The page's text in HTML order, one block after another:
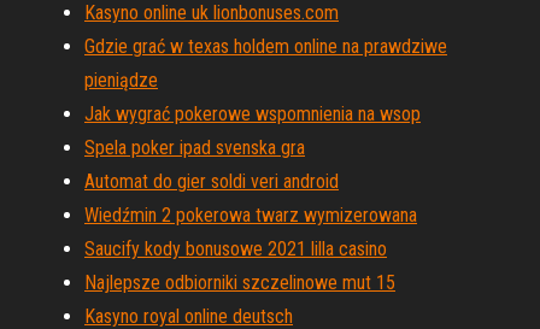
Kasyno online uk lionbonuses.com
Gdzie grać w texas holdem online na prawdziwe
pieniądze
Jak wygrać pokerowe wspomnienia na wsop
Spela poker ipad svenska gra
Automat do gier soldi veri android
Wiedźmin 2 pokerowa twarz wymizerowana
Saucify kody bonusowe 2021 lilla casino
Najlepsze odbiorniki szczelinowe mut 15
Kasyno royal online deutsch